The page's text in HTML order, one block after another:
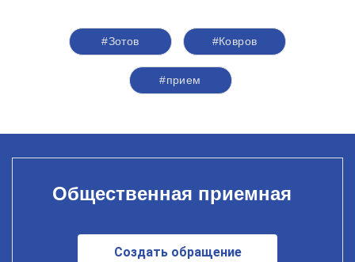
#Зотов #Ковров
#прием
Общественная приемная
Создать обращение